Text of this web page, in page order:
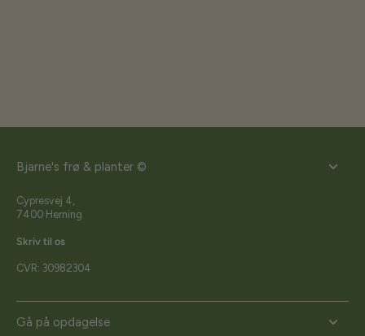
Bjarne's frø & planter ©
Cypresvej 4,
7400 Herning
Skriv til os
CVR: 30982304
Gå på opdagelse